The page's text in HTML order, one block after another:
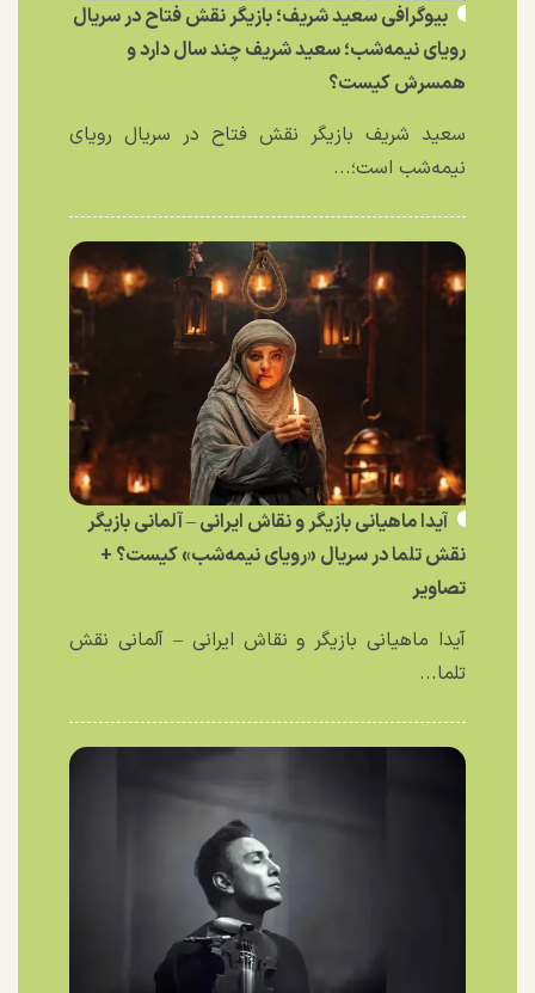
بیوگرافی سعید شریف؛ بازیگر نقش فتاح در سریال
رویای نیمه‌شب؛ سعید شریف چند سال دارد و
همسرش کیست؟
سعید شریف بازیگر نقش فتاح در سریال رویای
نیمه‌شب است؛...
آیدا ماهیانی بازیگر و نقاش ایرانی – آلمانی بازیگر
نقش تلما در سریال «رویای نیمه‌شب» کیست؟ +
تصاویر
آیدا ماهیانی بازیگر و نقاش ایرانی – آلمانی نقش
تلما...